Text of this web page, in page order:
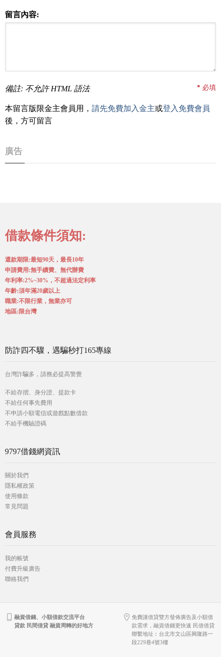
留言內容:
備註: 不允許 HTML 語法 * 必填
本留言版限金主會員用， 請先免費加入金主或登入免費會員
後，方可留言
廣告
借款條件須知:
還款期限:最短90天，最長10年
申請費用:無手續費、無代辦費
年利率:2%~30%，不超過法定利率
年齡:須年滿20歲以上
職業:不限行業，無業亦可
地區:限台灣
防詐四不驟，遇騙秒打165專線
台灣詐騙多，請務必提高警覺
不給存摺、身分證、提款卡
不給任何事先費用
不申請小額電信或遊戲點數借款
不給手機驗證碼
9797借錢網資訊
關於我們
隱私權政策
使用條款
常見問題
會員服務
我的帳號
付費升級廣告
聯絡我們
融資借錢、小額借款交流平台
貸款 民間借貸 融資周轉的好地方
免費讓借貸雙方發佈廣告及小額借
款需求，融資借錢更快速 民借借貸
聯繫地址︰台北市文山區興隆路一
段229巷4號3樓